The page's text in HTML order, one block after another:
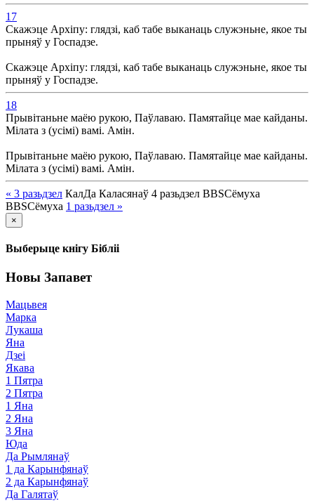
17
Скажэце Архіпу: глядзі, каб табе выканаць служэньне, якое ты
прыняў у Госпадзе.
Скажэце Архіпу: глядзі, каб табе выканаць служэньне, якое ты
прыняў у Госпадзе.
18
Прывітаньне маёю рукою, Паўлаваю. Памятайце мае кайданы.
Мілата з (усімі) вамі. Амін.
Прывітаньне маёю рукою, Паўлаваю. Памятайце мае кайданы.
Мілата з (усімі) вамі. Амін.
« 3 разьдзел КалДа Каласянаў 4 разьдзел BBSСёмуха
BBSСёмуха 1 разьдзел »
×
Выберыце кнігу Бібліі
Новы Запавет
Мацьвея
Марка
Лукаша
Яна
Дзеі
Якава
1 Пятра
2 Пятра
1 Яна
2 Яна
3 Яна
Юда
Да Рымлянаў
1 да Карынфянаў
2 да Карынфянаў
Да Галятаў